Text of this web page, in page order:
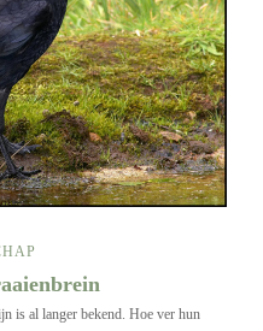
is al langer bekend. Hoe ver hun